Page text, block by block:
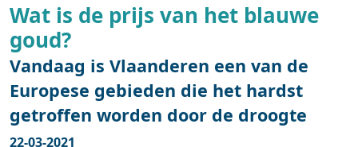
Wat is de prijs van het blauwe
goud?
Vandaag is Vlaanderen een van de
Europese gebieden die het hardst
getroffen worden door de droogte
22-03-2021